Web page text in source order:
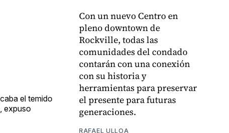
el temido
expuso
Con un nuevo Centro en
pleno downtown de
Rockville, todas las
comunidades del condado
contarán con una conexión
con su historia y
herramientas para preservar
el presente para futuras
generaciones.
RAFAEL ULLOA